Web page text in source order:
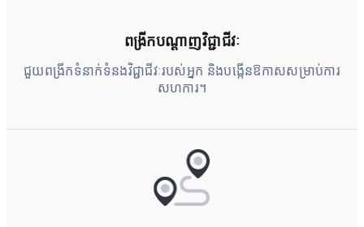
ពង្រីកបណ្តាញវិជ្ជាជីវៈ
ជួយពង្រីកទំនាក់ទំនងវិជ្ជាជីវៈរបស់អ្នក និងបង្កើនឱកាសសម្រាប់ការ
សហការ។